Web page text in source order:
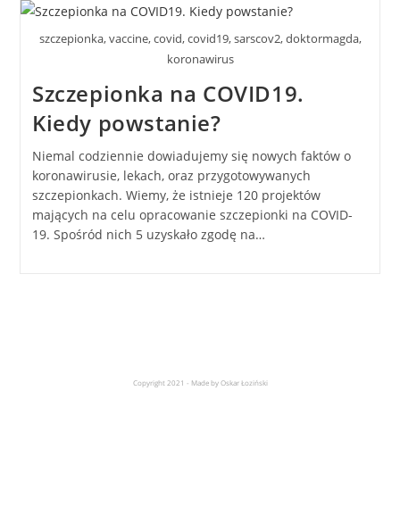
szczepionka, vaccine, covid, covid19, sarscov2, doktormagda,
koronawirus
Szczepionka na COVID19.
Kiedy powstanie?
Niemal codziennie dowiadujemy się nowych faktów o
koronawirusie, lekach, oraz przygotowywanych
szczepionkach. Wiemy, że istnieje 120 projektów
mających na celu opracowanie szczepionki na COVID-
19. Spośród nich 5 uzyskało zgodę na…
Copyright 2021 - Made by Oskar Łoziński